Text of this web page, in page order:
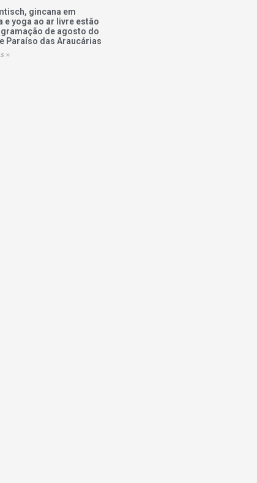
gincana em
e yoga ao ar livre estão
de agosto do
Paraíso das Araucárias
»